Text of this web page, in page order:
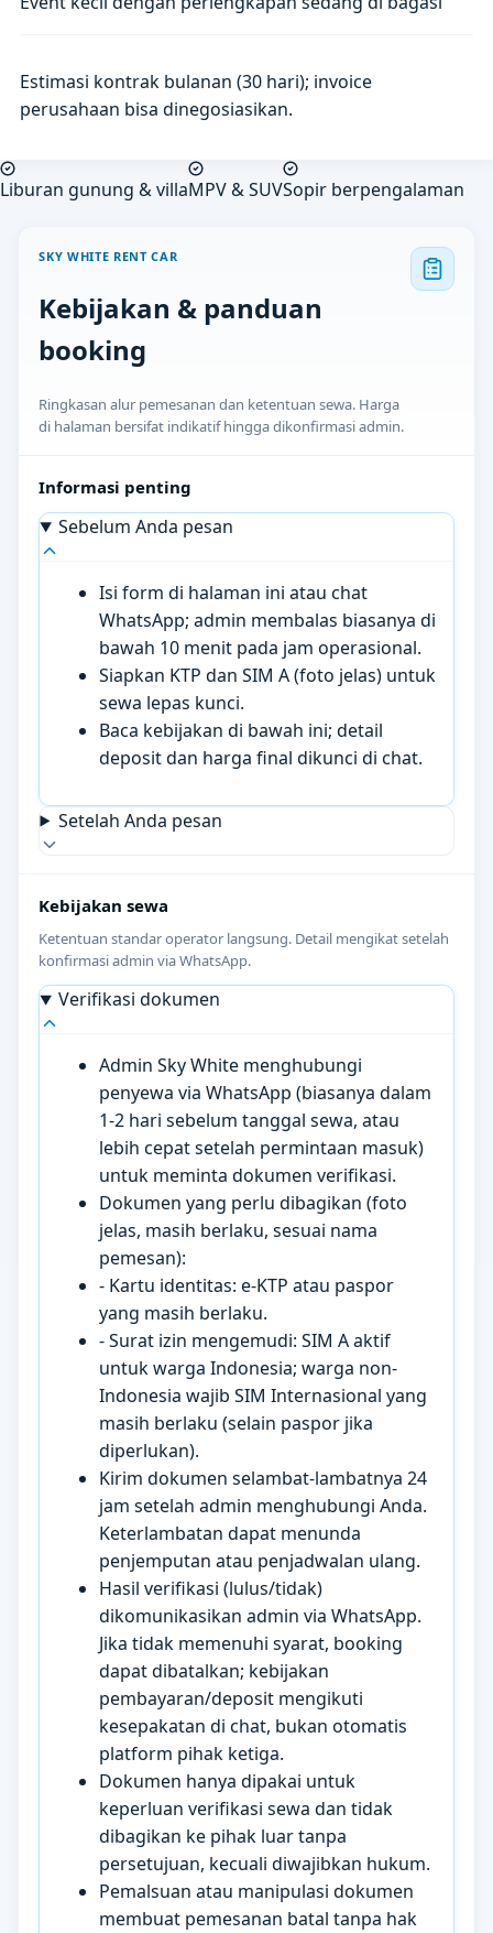
Estimasi kontrak bulanan (30 hari); invoice
perusahaan bisa dinegosiasikan.
Liburan gunung & villaMPV & SUVSopir berpengalaman
SKY WHITE RENT CAR
Kebijakan & panduan
booking
Ringkasan alur pemesanan dan ketentuan sewa. Harga
di halaman bersifat indikatif hingga dikonfirmasi admin.
Informasi penting
Sebelum Anda pesan
Isi form di halaman ini atau chat
WhatsApp; admin membalas biasanya di
bawah 10 menit pada jam operasional.
Siapkan KTP dan SIM A (foto jelas) untuk
sewa lepas kunci.
Baca kebijakan di bawah ini; detail
deposit dan harga final dikunci di chat.
Setelah Anda pesan
Kebijakan sewa
Ketentuan standar operator langsung. Detail mengikat setelah
konfirmasi admin via WhatsApp.
Verifikasi dokumen
Admin Sky White menghubungi
penyewa via WhatsApp (biasanya dalam
1-2 hari sebelum tanggal sewa, atau
lebih cepat setelah permintaan masuk)
untuk meminta dokumen verifikasi.
Dokumen yang perlu dibagikan (foto
jelas, masih berlaku, sesuai nama
pemesan):
- Kartu identitas: e-KTP atau paspor
yang masih berlaku.
- Surat izin mengemudi: SIM A aktif
untuk warga Indonesia; warga non-
Indonesia wajib SIM Internasional yang
masih berlaku (selain paspor jika
diperlukan).
Kirim dokumen selambat-lambatnya 24
jam setelah admin menghubungi Anda.
Keterlambatan dapat menunda
penjemputan atau penjadwalan ulang.
Hasil verifikasi (lulus/tidak)
dikomunikasikan admin via WhatsApp.
Jika tidak memenuhi syarat, booking
dapat dibatalkan; kebijakan
pembayaran/deposit mengikuti
kesepakatan di chat, bukan otomatis
platform pihak ketiga.
Dokumen hanya dipakai untuk
keperluan verifikasi sewa dan tidak
dibagikan ke pihak luar tanpa
persetujuan, kecuali diwajibkan hukum.
Pemalsuan atau manipulasi dokumen
membuat pemesanan batal tanpa hak